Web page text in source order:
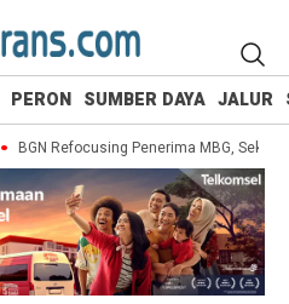
PERON SUMBER DAYA JALUR
BGN Refocusing Penerima MBG, Sekolah